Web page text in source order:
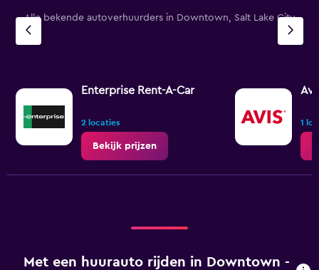
Alle bekende autoverhuurders in Downtown, Salt Lake City
Enterprise Rent-A-Car
2 locaties
Bekijk prijzen
1
Met een huurauto rijden in Downtown -